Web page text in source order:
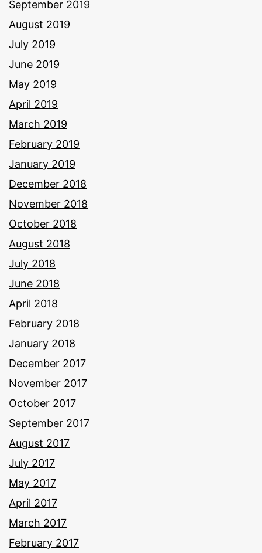
September 2019
August 2019
July 2019
June 2019
May 2019
April 2019
March 2019
February 2019
January 2019
December 2018
November 2018
October 2018
August 2018
July 2018
June 2018
April 2018
February 2018
January 2018
December 2017
November 2017
October 2017
September 2017
August 2017
July 2017
May 2017
April 2017
March 2017
February 2017